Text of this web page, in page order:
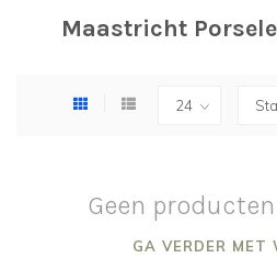
Maastricht
Geen
GA VERDER MET